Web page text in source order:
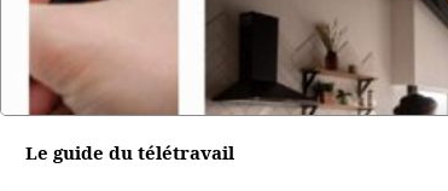
Le guide du télétravail